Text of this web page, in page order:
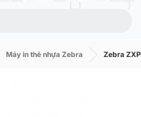
Máy in thẻ nhựa Zebra Zebra